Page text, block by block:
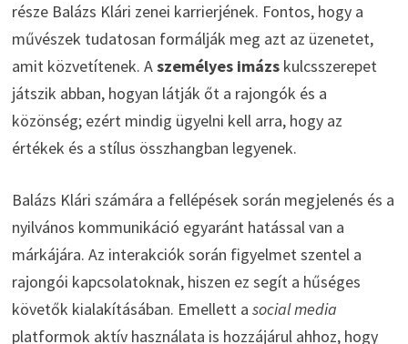
része Balázs Klári zenei karrierjének. Fontos, hogy a
művészek tudatosan formálják meg azt az üzenetet,
amit közvetítenek. Aszemélyes imázskulcsszerepet
játszik abban, hogyan látják őt a rajongók és a
közönség; ezért mindig ügyelni kell arra, hogy az
értékek és a stílus összhangban legyenek.
Balázs Klári számára a fellépések során megjelenés és a
nyilvános kommunikáció egyaránt hatással van a
márkájára. Az interakciók során figyelmet szentel a
rajongói kapcsolatoknak, hiszen ez segít a hűséges
követők kialakításában. Emellett a social media
platformok aktív használata is hozzájárul ahhoz, hogy